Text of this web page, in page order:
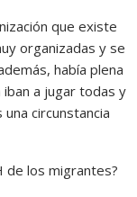
que existe
organizadas y se
había plena
a jugar todas y
circunstancia
de los migrantes?